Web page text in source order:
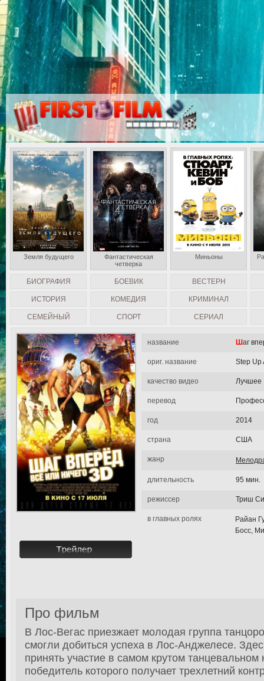
название Шаг
ориг. название Step Up
качество видео Лучшее
перевод
год 2014
страна США
жанр
длительность 95 мин.
режиссер Триш Си
в главных ролях
Райан
Босс,
Про фильм
В Лос-Вегас приезжает молодая группа
смогли добиться успеха в Лос-Анджелесе.
принять участие в самом крутом танцевальном
победитель которого получает трехлетний
БИОГРАФИЯ БОЕВИК ВЕСТЕРН
ИСТОРИЯ КОМЕДИЯ КРИМИНАЛ
СЕМЕЙНЫЙ СПОРТ СЕРИАЛ
Земля будущего
Фантастическая
четверка
Миньоны